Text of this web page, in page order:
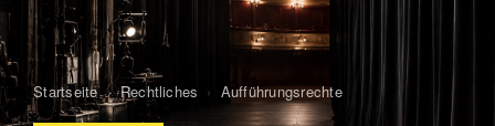
Startseite › Rechtliches › Aufführungsrechte